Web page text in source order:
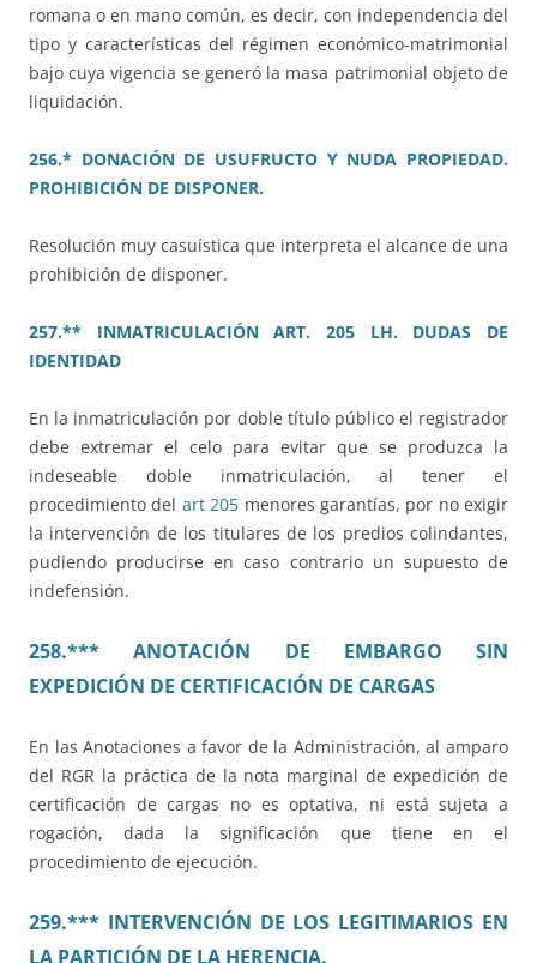
romana o en mano común, es decir, con independencia del
tipo y características del régimen económico-matrimonial
bajo cuya vigencia se generó la masa patrimonial objeto de
liquidación.
256.* DONACIÓN DE USUFRUCTO Y NUDA PROPIEDAD.
PROHIBICIÓN DE DISPONER.
Resolución muy casuística que interpreta el alcance de una
prohibición de disponer.
257.** INMATRICULACIÓN ART. 205 LH. DUDAS DE
IDENTIDAD
En la inmatriculación por doble título público el registrador
debe extremar el celo para evitar que se produzca la
indeseable doble inmatriculación, al tener el
procedimiento del art 205 menores garantías, por no exigir
la intervención de los titulares de los predios colindantes,
pudiendo producirse en caso contrario un supuesto de
indefensión.
258.*** ANOTACIÓN DE EMBARGO SIN
EXPEDICIÓN DE CERTIFICACIÓN DE CARGAS
En las Anotaciones a favor de la Administración, al amparo
del RGR la práctica de la nota marginal de expedición de
certificación de cargas no es optativa, ni está sujeta a
rogación, dada la significación que tiene en el
procedimiento de ejecución.
259.*** INTERVENCIÓN DE LOS LEGITIMARIOS EN
LA PARTICIÓN DE LA HERENCIA.